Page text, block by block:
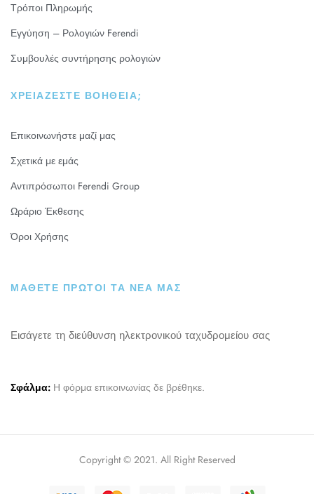
Τρόποι Πληρωμής
Εγγύηση – Ρολογιών Ferendi
Συμβουλές συντήρησης ρολογιών
ΧΡΕΙΆΖΕΣΤΕ ΒΟΉΘΕΙΑ;
Επικοινωνήστε μαζί μας
Σχετικά με εμάς
Αντιπρόσωποι Ferendi Group
Ωράριο Έκθεσης
Όροι Χρήσης
ΜΑΘΕΤΕ ΠΡΩΤΟΙ ΤΑ ΝΕΑ ΜΑΣ
Εισάγετε τη διεύθυνση ηλεκτρονικού ταχυδρομείου σας
Σφάλμα: Η φόρμα επικοινωνίας δε βρέθηκε.
Copyright © 2021. All Right Reserved